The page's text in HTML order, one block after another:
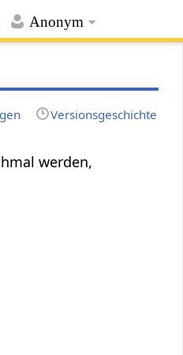
Anonym
Versionsgeschichte
werden,